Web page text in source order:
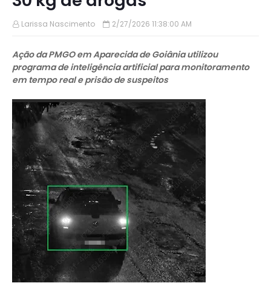
Larissa Nascimento 2/27/2026 11:38:00 AM
Ação da PMGO em Aparecida de Goiânia utilizou
programa de inteligência artificial para monitoramento
em tempo real e prisão de suspeitos